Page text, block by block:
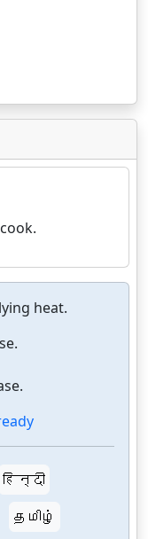
heat.
हिन्दी
தமிழ்